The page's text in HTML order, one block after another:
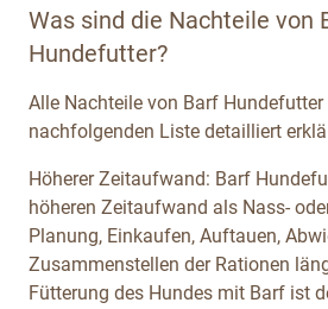
Was sind die Nachteile von
Hundefutter?
Alle Nachteile von Barf Hundefutter
nachfolgenden Liste detailliert
Höherer Zeitaufwand: Barf
höheren Zeitaufwand als Nass-
Planung, Einkaufen, Auftauen,
Zusammenstellen der Rationen
Fütterung des Hundes mit Barf ist